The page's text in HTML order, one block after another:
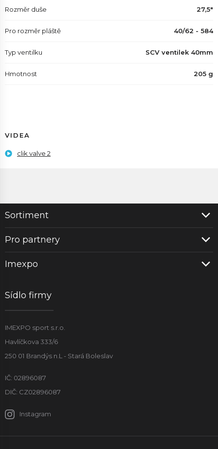
Rozměr duše 27,5"
Pro rozměr pláště 40/62 - 584
Typ ventilku SCV ventilek 40mm
Hmotnost 205 g
VIDEA
clik valve 2
Sortiment
Pro partnery
Imexpo
Sídlo firmy
IMEXPO sport s.r.o.
Havlíčkova 333/6
250 01 Brandýs n.L - Stará Boleslav
IČ: 02896087
DIČ: CZ02896087
Instagram